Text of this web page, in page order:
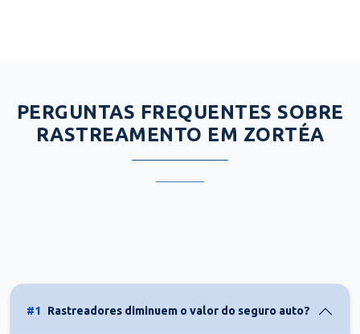
PERGUNTAS FREQUENTES SOBRE
RASTREAMENTO EM ZORTÉA
#1 Rastreadores diminuem o valor do seguro auto?